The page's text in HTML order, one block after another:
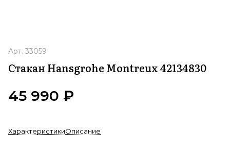
Арт. 33059
Стакан Hansgrohe Montreux 42134830
45 990 ₽
ХарактеристикиОписание